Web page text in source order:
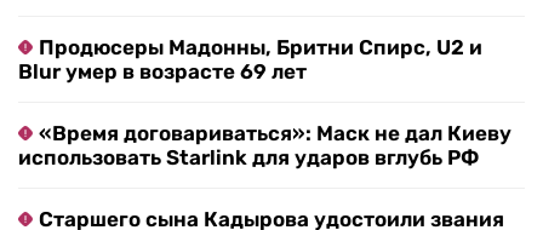
Продюсеры Мадонны, Бритни Спирс, U2 и
Blur умер в возрасте 69 лет
«Время договариваться»: Маск не дал Киеву
использовать Starlink для ударов вглубь РФ
Старшего сына Кадырова удостоили звания